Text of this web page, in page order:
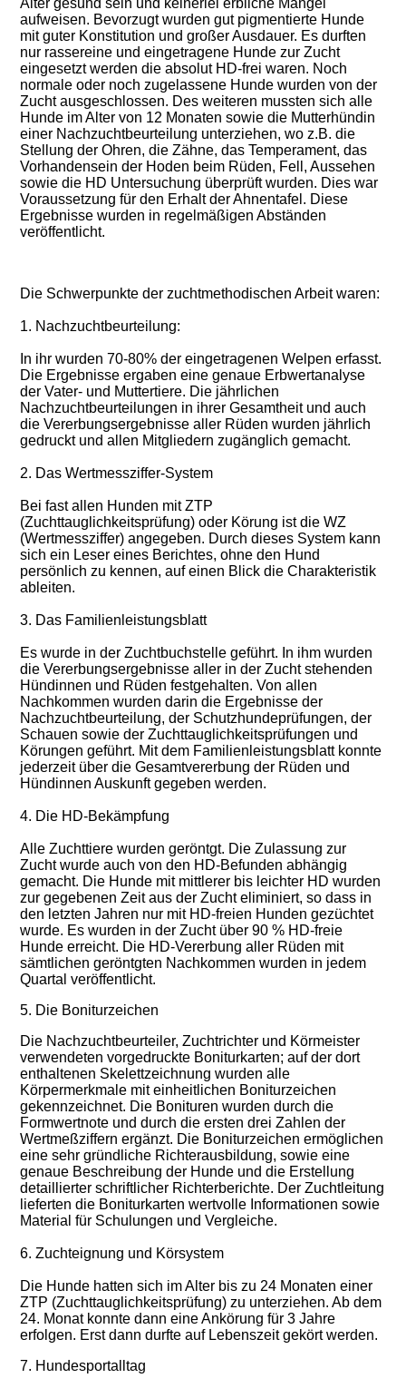
Alter gesund sein und keinerlei erbliche Mängel
aufweisen. Bevorzugt wurden gut pigmentierte Hunde
mit guter Konstitution und großer Ausdauer. Es durften
nur rassereine und eingetragene Hunde zur Zucht
eingesetzt werden die absolut HD-frei waren. Noch
normale oder noch zugelassene Hunde wurden von der
Zucht ausgeschlossen. Des weiteren mussten sich alle
Hunde im Alter von 12 Monaten sowie die Mutterhündin
einer Nachzuchtbeurteilung unterziehen, wo z.B. die
Stellung der Ohren, die Zähne, das Temperament, das
Vorhandensein der Hoden beim Rüden, Fell, Aussehen
sowie die HD Untersuchung überprüft wurden. Dies war
Voraussetzung für den Erhalt der Ahnentafel. Diese
Ergebnisse wurden in regelmäßigen Abständen
veröffentlicht.
Die Schwerpunkte der zuchtmethodischen Arbeit waren:
1. Nachzuchtbeurteilung:
In ihr wurden 70-80% der eingetragenen Welpen erfasst.
Die Ergebnisse ergaben eine genaue Erbwertanalyse
der Vater- und Muttertiere. Die jährlichen
Nachzuchtbeurteilungen in ihrer Gesamtheit und auch
die Vererbungsergebnisse aller Rüden wurden jährlich
gedruckt und allen Mitgliedern zugänglich gemacht.
2. Das Wertmessziffer-System
Bei fast allen Hunden mit ZTP
(Zuchttauglichkeitsprüfung) oder Körung ist die WZ
(Wertmessziffer) angegeben. Durch dieses System kann
sich ein Leser eines Berichtes, ohne den Hund
persönlich zu kennen, auf einen Blick die Charakteristik
ableiten.
3. Das Familienleistungsblatt
Es wurde in der Zuchtbuchstelle geführt. In ihm wurden
die Vererbungsergebnisse aller in der Zucht stehenden
Hündinnen und Rüden festgehalten. Von allen
Nachkommen wurden darin die Ergebnisse der
Nachzuchtbeurteilung, der Schutzhundeprüfungen, der
Schauen sowie der Zuchttauglichkeitsprüfungen und
Körungen geführt. Mit dem Familienleistungsblatt konnte
jederzeit über die Gesamtvererbung der Rüden und
Hündinnen Auskunft gegeben werden.
4. Die HD-Bekämpfung
Alle Zuchttiere wurden geröntgt. Die Zulassung zur
Zucht wurde auch von den HD-Befunden abhängig
gemacht. Die Hunde mit mittlerer bis leichter HD wurden
zur gegebenen Zeit aus der Zucht eliminiert, so dass in
den letzten Jahren nur mit HD-freien Hunden gezüchtet
wurde. Es wurden in der Zucht über 90 % HD-freie
Hunde erreicht. Die HD-Vererbung aller Rüden mit
sämtlichen geröntgten Nachkommen wurden in jedem
Quartal veröffentlicht.
5. Die Boniturzeichen
Die Nachzuchtbeurteiler, Zuchtrichter und Körmeister
verwendeten vorgedruckte Boniturkarten; auf der dort
enthaltenen Skelettzeichnung wurden alle
Körpermerkmale mit einheitlichen Boniturzeichen
gekennzeichnet. Die Bonituren wurden durch die
Formwertnote und durch die ersten drei Zahlen der
Wertmeßziffern ergänzt. Die Boniturzeichen ermöglichen
eine sehr gründliche Richterausbildung, sowie eine
genaue Beschreibung der Hunde und die Erstellung
detaillierter schriftlicher Richterberichte. Der Zuchtleitung
lieferten die Boniturkarten wertvolle Informationen sowie
Material für Schulungen und Vergleiche.
6. Zuchteignung und Körsystem
Die Hunde hatten sich im Alter bis zu 24 Monaten einer
ZTP (Zuchttauglichkeitsprüfung) zu unterziehen. Ab dem
24. Monat konnte dann eine Ankörung für 3 Jahre
erfolgen. Erst dann durfte auf Lebenszeit gekört werden.
7. Hundesportalltag